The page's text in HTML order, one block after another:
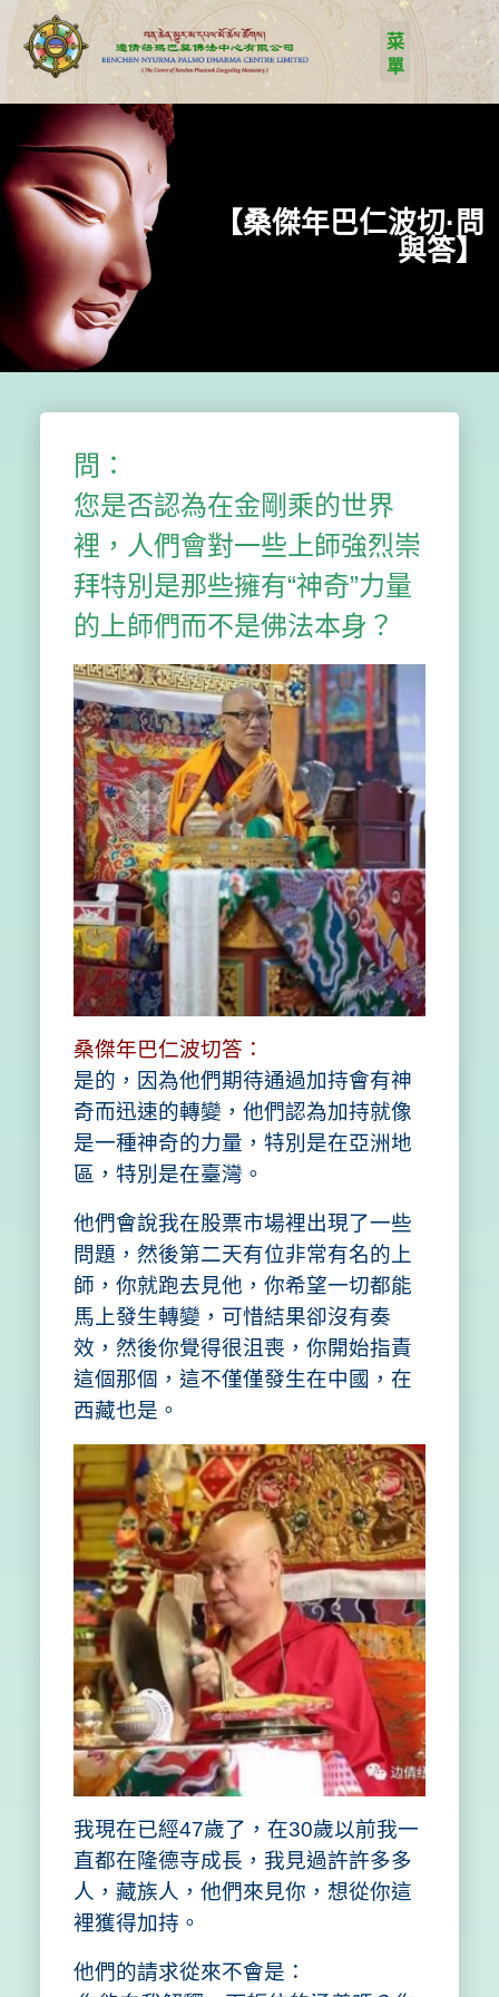
【桑傑年巴仁波切·問
與答】
問：
您是否認為在金剛乘的世界
裡，人們會對一些上師強烈崇
拜特別是那些擁有“神奇”力量
的上師們而不是佛法本身？
桑傑年巴仁波切答：
是的，因為他們期待通過加持會有神
奇而迅速的轉變，他們認為加持就像
是一種神奇的力量，特別是在亞洲地
區，特別是在臺灣。
他們會說我在股票市場裡出現了一些
問題，然後第二天有位非常有名的上
師，你就跑去見他，你希望一切都能
馬上發生轉變，可惜結果卻沒有奏
效，然後你覺得很沮喪，你開始指責
這個那個，這不僅僅發生在中國，在
西藏也是。
我現在已經47歲了，在30歲以前我一
直都在隆德寺成長，我見過許許多多
人，藏族人，他們來見你，想從你這
裡獲得加持。
他們的請求從來不會是：